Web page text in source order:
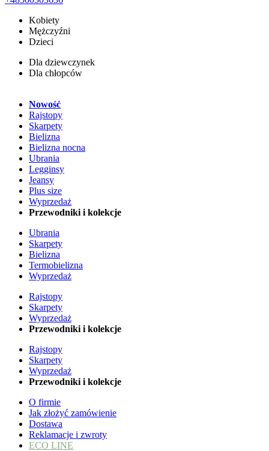
Kobiety
Mężczyźni
Dzieci
Dla dziewczynek
Dla chłopców
Nowość
Rajstopy
Skarpety
Bielizna
Bielizna nocna
Ubrania
Legginsy
Jeansy
Plus size
Wyprzedaż
Przewodniki i kolekcje
Ubrania
Skarpety
Bielizna
Termobielizna
Wyprzedaż
Rajstopy
Skarpety
Wyprzedaż
Przewodniki i kolekcje
Rajstopy
Skarpety
Wyprzedaż
Przewodniki i kolekcje
O firmie
Jak złożyć zamówienie
Dostawa
Reklamacje i zwroty
ECO LINE